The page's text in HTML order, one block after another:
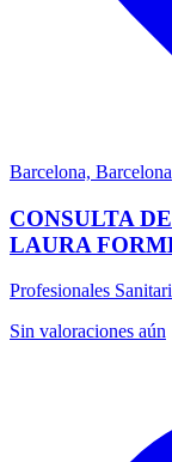
Barcelona, Barcelona
CONSULTA
LAURA
Profesionales
Sin valoraciones aún